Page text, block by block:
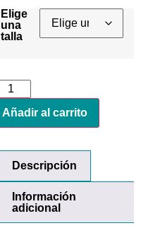
Elige
una
talla
Añadir al carrito
Descripción
Información
adicional